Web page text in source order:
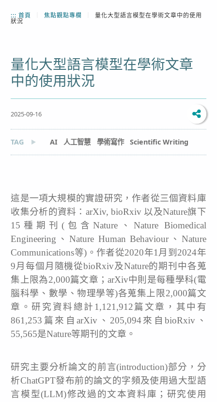
:::首頁 焦點觀點專欄 量化大型語言模型在學術文章中的使用
狀況
量化大型語言模型在學術文章
中的使用狀況
2025-09-16
TAG AI 人工智慧 學術寫作 Scientific Writing
這是一項大規模的實證研究，作者從三個資料庫
收集分析的資料：arXiv, bioRxiv 以及Nature旗下
15種期刊(包含Nature、Nature Biomedical
Engineering、Nature Human Behaviour、Nature
Communications等)。作者從2020年1月到2024年
9月每個月隨機從bioRxiv及Nature的期刊中各蒐
集上限為2,000篇文章；arXiv中則是每種學科(電
腦科學、數學、物理學等)各蒐集上限2,000篇文
章。研究資料總計1,121,912篇文章，其中有
861,253篇來自arXiv、205,094來自bioRxiv、
55,565是Nature等期刊的文章。
研究主要分析論文的前言(introduction)部分，分
析ChatGPT發布前的論文的字頻及使用過大型語
言模型(LLM)修改過的文本資料庫；研究使用